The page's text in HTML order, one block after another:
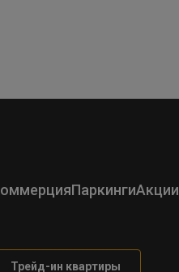
ПаркингиАкции
Трейд-ин квартиры